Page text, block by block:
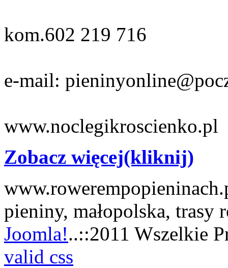
kom.602 219 716
e-mail:
www.noclegikroscienko.pl
Zobacz więcej(kliknij)
pieniny, małopolska, trasy
Joomla!..::2011 Wszelkie
valid css